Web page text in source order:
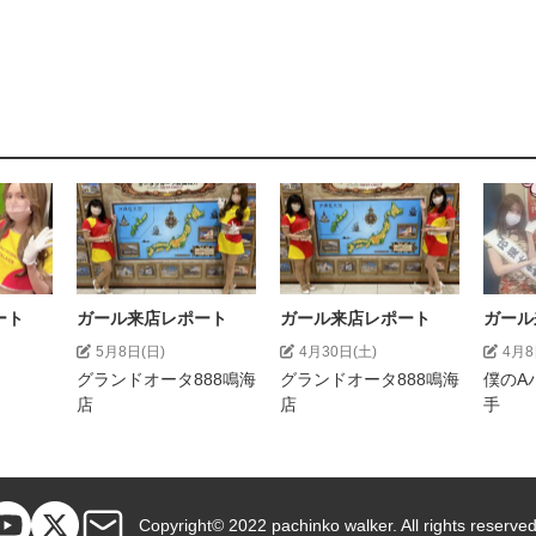
ト ガール来店レポート
5月8日(日)
グランドオータ888鳴海
店
ガール来店レポート
4月30日(土)
グランドオータ888鳴海
店
ガー
4月
僕のA
手
Copyright© 2022 pachinko walker. All rights